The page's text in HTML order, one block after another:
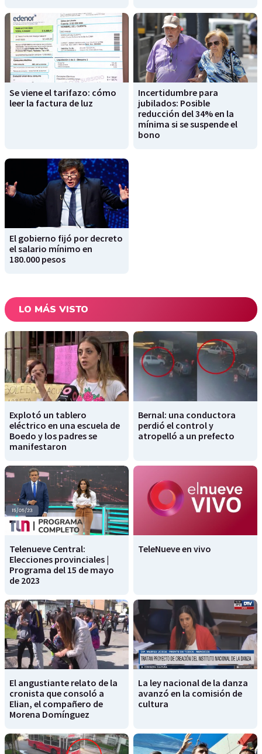
Se viene el tarifazo: cómo
leer la factura de luz
Incertidumbre para
jubilados: Posible
reducción del 34% en la
mínima si se suspende el
bono
El gobierno fijó por decreto
el salario mínimo en
180.000 pesos
LO MÁS VISTO
Explotó un tablero
eléctrico en una escuela de
Boedo y los padres se
manifestaron
Bernal: una conductora
perdió el control y
atropelló a un prefecto
Telenueve Central:
Elecciones provinciales |
Programa del 15 de mayo
de 2023
TeleNueve en vivo
El angustiante relato de la
cronista que consoló a
Elian, el compañero de
Morena Domínguez
La ley nacional de la danza
avanzó en la comisión de
cultura